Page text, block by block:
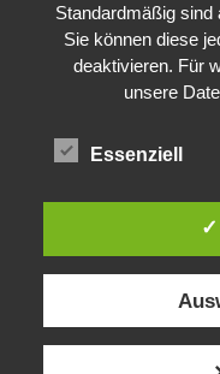
Standardmäßig sind
Sie können diese
deaktivieren. Für
unsere
Essenziell
✓